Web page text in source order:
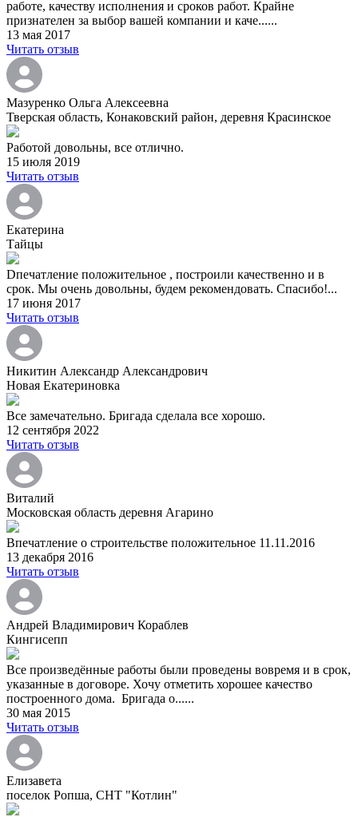
работе, качеству исполнения и сроков работ. Крайне
признателен за выбор вашей компании и каче......
13 мая 2017
Читать отзыв
Мазуренко Ольга Алексеевна
Тверская область, Конаковский район, деревня Красинское
Работой довольны, все отлично.
15 июля 2019
Читать отзыв
Екатерина
Тайцы
Dпечатление положительное , построили качественно и в
срок. Мы очень довольны, будем рекомендовать. Спасибо!...
17 июня 2017
Читать отзыв
Никитин Александр Александрович
Новая Екатериновка
Все замечательно. Бригада сделала все хорошо.
12 сентября 2022
Читать отзыв
Виталий
Московская область деревня Агарино
Впечатление о строительстве положительное 11.11.2016
13 декабря 2016
Читать отзыв
Андрей Владимирович Кораблев
Кингисепп
Все произведённые работы были проведены вовремя и в срок,
указанные в договоре. Хочу отметить хорошее качество
построенного дома. Бригада о......
30 мая 2015
Читать отзыв
Елизавета
поселок Ропша, СНТ "Котлин"